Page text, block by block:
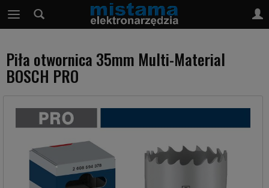
Piła otwornica 35mm Multi-Material
BOSCH PRO